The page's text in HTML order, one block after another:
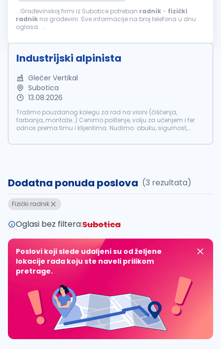
...Građevinskoj firmi iz Subotice potreban radnik- fizički
radnik na građevini. Sve informacije na broj telefona u dnu
oglasa. ...
Industrijski alpinista
Glečer Vertikal
Subotica
13.08.2026
Tražimo pouzdanog kolegu za rad na visini (čišćenja,
farbanja, montaže…) Cenimo poštenje, volju za učenjem i fer
odnos prema timu i klijentima. Nudimo: obuku, sigurnost,
Suboticu. Postani deo na...
Dodatna ponuda poslova (3 rezultata)
Fizički radnik
Oglasi bez filtera:Subotica
Poslovi koji slede udaljeni su od željene
lokacije rada koju ste naveli prilikom
pretrage.